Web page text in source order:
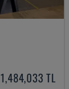
1,484,033 TL